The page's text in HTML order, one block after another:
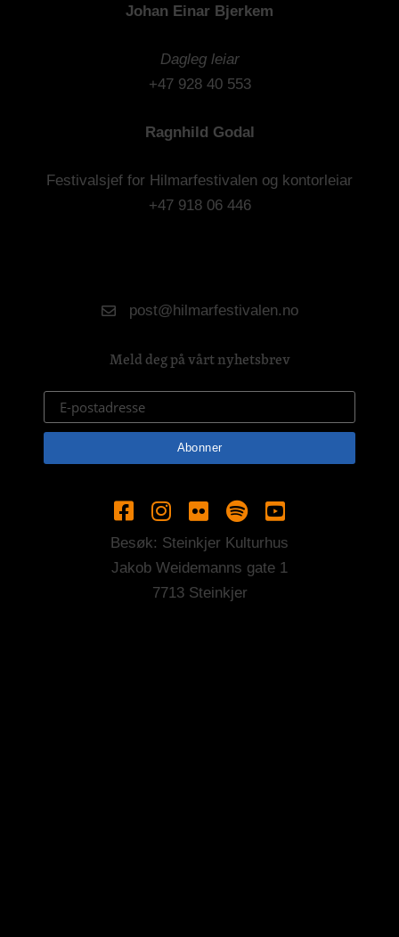
Johan Einar Bjerkem
Dagleg leiar
+47 928 40 553
Ragnhild Godal
Festivalsjef for Hilmarfestivalen og kontorleiar
+47 918 06 446
post@hilmarfestivalen.no
Meld deg på vårt nyhetsbrev
Besøk: Steinkjer Kulturhus
Jakob Weidemanns gate 1
7713 Steinkjer